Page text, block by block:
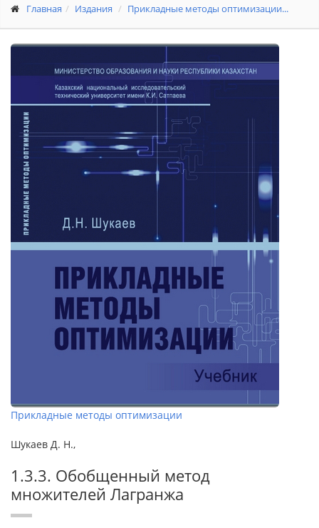
Главная Издания Прикладные методы оптимизации...
Прикладные методы оптимизации
Шукаев Д. Н.,
1.3.3. Обобщенный метод
множителей Лагранжа